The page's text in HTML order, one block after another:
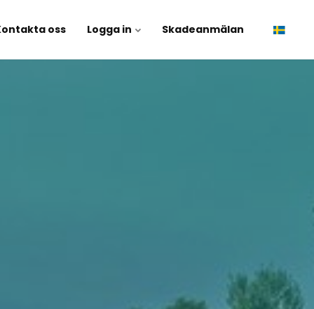
oss Logga in Skadeanmälan